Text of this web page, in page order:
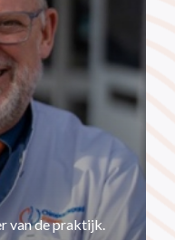
van de praktijk.